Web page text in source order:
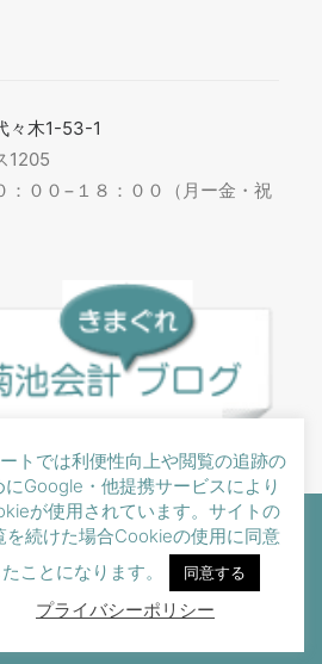
々木1-53-1
1205
：００−１８：００（月ー金・祝
務所 All rights reserved
トでは利便性向上や閲覧の追跡の
にGoogle・他提携サービスにより
が使用されています。サイトの
を続けた場合Cookieの使用に同意
たことになります。
同意する
プライバシーポリシー